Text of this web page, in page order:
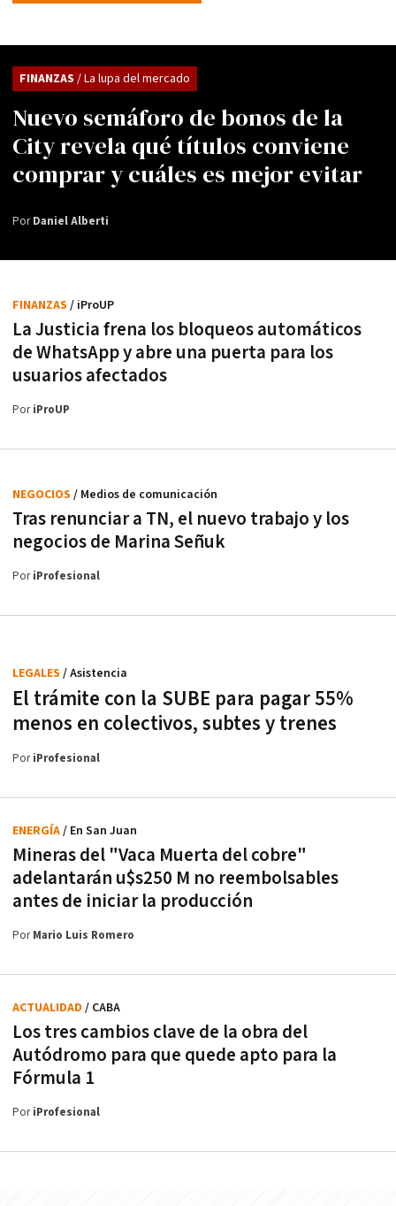
Nuevo semáforo de bonos de la
City revela qué títulos conviene
comprar y cuáles es mejor evitar
FINANZAS / La lupa del mercado
PorDaniel Alberti
La Justicia frena los bloqueos automáticos
de WhatsApp y abre una puerta para los
usuarios afectados
FINANZAS / iProUP
PoriProUP
Tras renunciar a TN, el nuevo trabajo y los
negocios de Marina Señuk
NEGOCIOS / Medios de comunicación
PoriProfesional
El trámite con la SUBE para pagar 55%
menos en colectivos, subtes y trenes
LEGALES / Asistencia
PoriProfesional
Mineras del "Vaca Muerta del cobre"
adelantarán u$s250 M no reembolsables
antes de iniciar la producción
ENERGÍA/ En San Juan
PorMario Luis Romero
Los tres cambios clave de la obra del
Autódromo para que quede apto para la
Fórmula 1
ACTUALIDAD / CABA
PoriProfesional